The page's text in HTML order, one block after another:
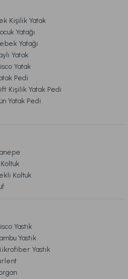
İŞLEMLERİ
Paspası Lora Gri
TL
Ücretsiz Kargo
Kişilik Yatak
Yatağı
Yatağı
Yatak
Yatak
Pedi
Kişilik Yatak Pedi
Yatak Pedi
Koltuk
Yastık
Yastık
Yastık